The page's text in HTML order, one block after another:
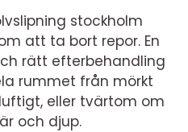
stockholm
att ta bort repor. En
rätt efterbehandling
rummet från mörkt
eller tvärtom om
och djup.